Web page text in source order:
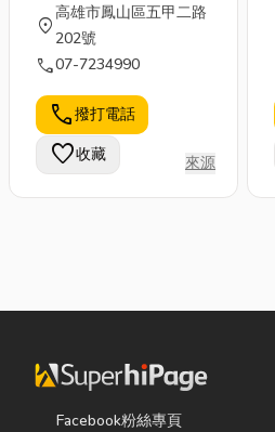
location_on
高雄市鳳山區五甲二路
202號
call07-7234990
call撥打電話
favorite收藏 來源
Facebook粉絲專頁